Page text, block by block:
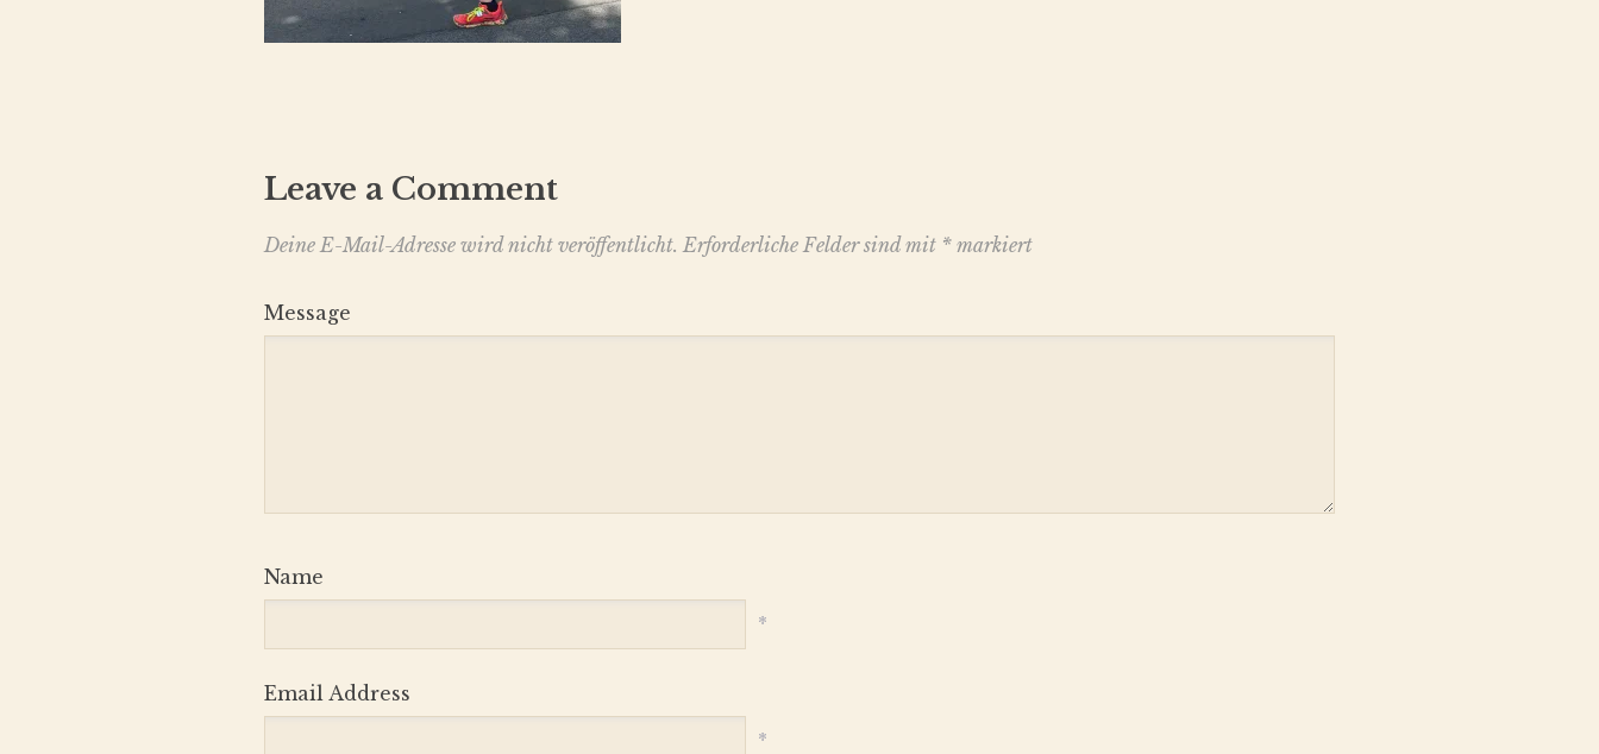
Leave a Comment
Deine E-Mail-Adresse wird nicht veröffentlicht. Erforderliche Felder sind mit *markiert
Message
Name
*
Email Address
*